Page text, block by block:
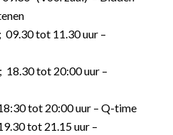
tot 11.30 uur –
18.30 tot 20:00 uur –
tot 20:00 uur – Q-time
tot 21.15 uur –